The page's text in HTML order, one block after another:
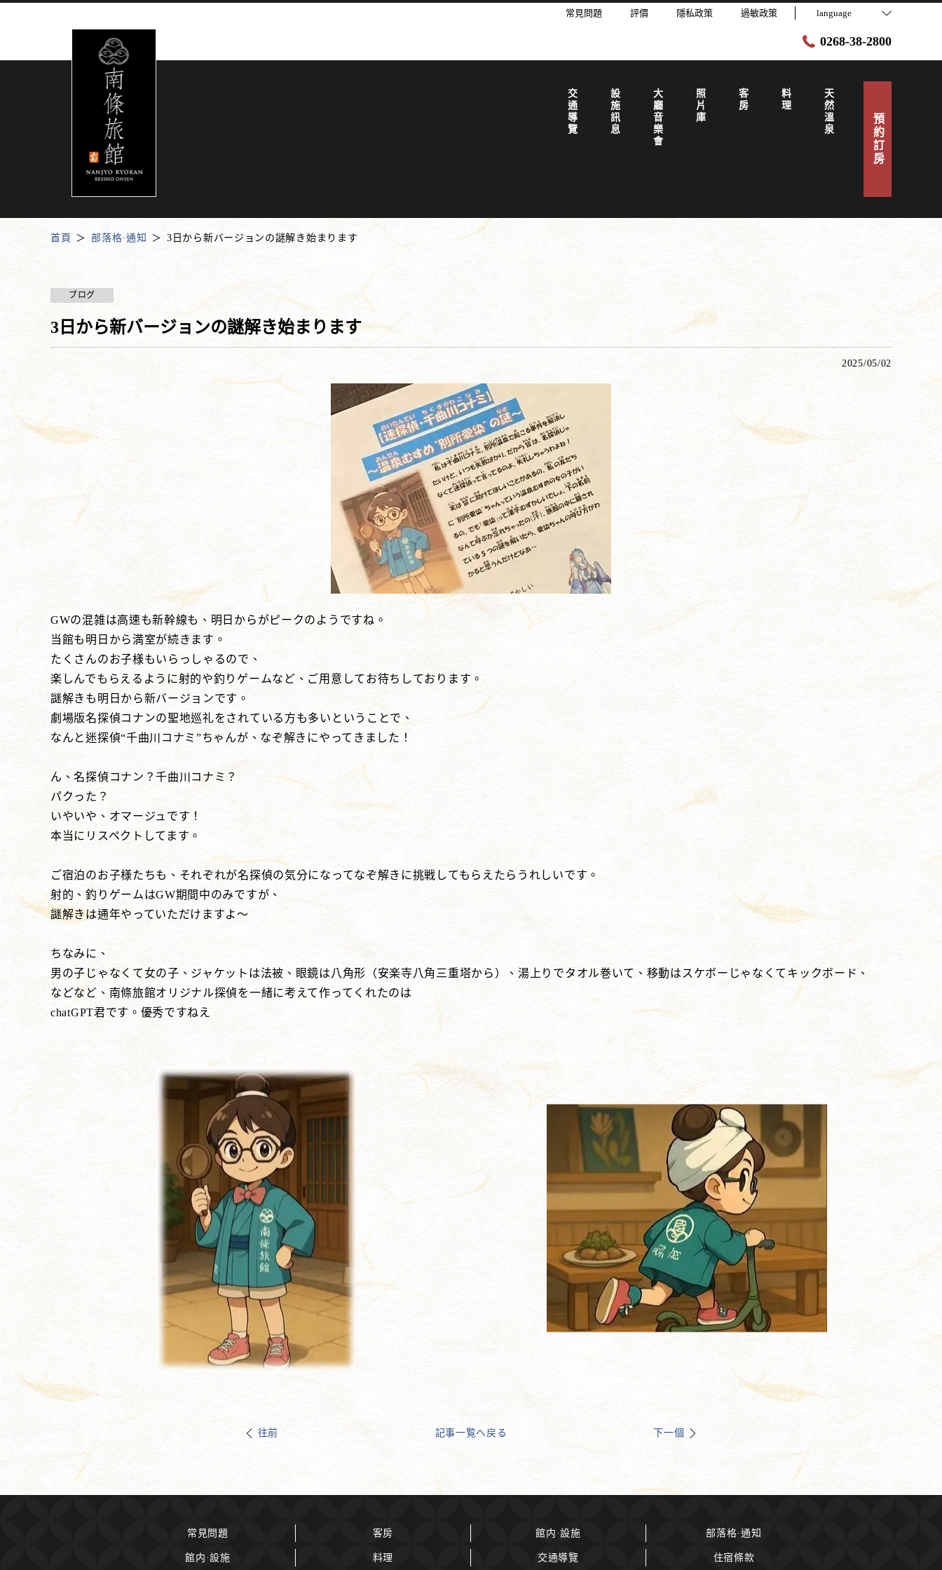
常見問題 評價 隱私政策 過敏政策 language
0268-38-2800
天然溫泉
料理
客房
照片庫
大廳音樂會
設施訊息
交通導覽
預約訂房
首頁 部落格·通知 3日から新バージョンの謎解き始まります
ブログ
3日から新バージョンの謎解き始まります
2025/05/02
GWの混雑は高速も新幹線も、明日からがピークのようですね。
当館も明日から満室が続きます。
たくさんのお子様もいらっしゃるので、
楽しんでもらえるように射的や釣りゲームなど、ご用意してお待ちしております。
謎解きも明日から新バージョンです。
劇場版名探偵コナンの聖地巡礼をされている方も多いということで、
なんと迷探偵“千曲川コナミ”ちゃんが、なぞ解きにやってきました！
ん、名探偵コナン？千曲川コナミ？
パクった？
いやいや、オマージュです！
本当にリスペクトしてます。
ご宿泊のお子様たちも、それぞれが名探偵の気分になってなぞ解きに挑戦してもらえたらうれしいです。
射的、釣りゲームはGW期間中のみですが、
謎解きは通年やっていただけますよ～
ちなみに、
男の子じゃなくて女の子、ジャケットは法被、眼鏡は八角形（安楽寺八角三重塔から）、湯上りでタオル巻いて、移動はスケボーじゃなくてキックボード、
などなど、南條旅館オリジナル探偵を一緒に考えて作ってくれたのは
chatGPT君です。優秀ですねえ
往前 記事一覧へ戻る 下一個
常見問題
館内·設施
客房
料理
館内·設施
交通導覽
部落格·通知
住宿條款